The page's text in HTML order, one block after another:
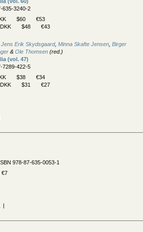
635-3240-2
$60
€53
$48 €43
Jens Erik Skydsgaard, Minna Skafte Jensen Birger
& Ole Thomsen (red.)
(vol. 47)
7289-422-5
$38
€34
$31 €27
978-87-635-0053-1
€7
|